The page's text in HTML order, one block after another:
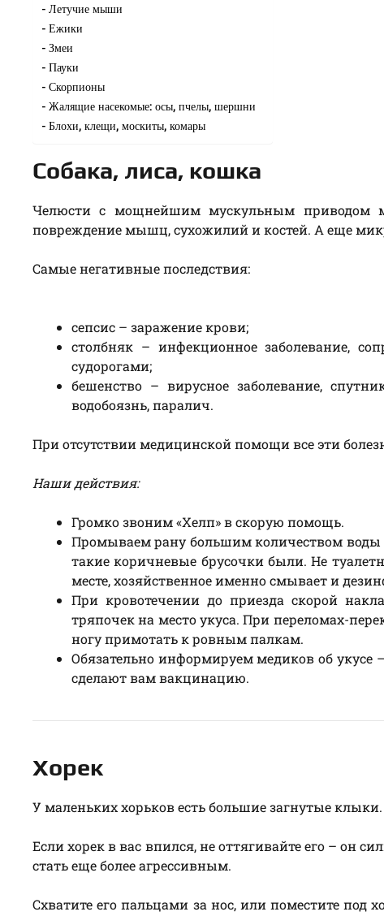
Летучие мыши
Ежики
Змеи
Пауки
Скорпионы
Жалящие насекомые: осы, пчелы, шершни
Блохи, клещи, москиты, комары
Собака, лиса, кошка
Челюсти с мощнейшим мускульным приводом
повреждение мышц, сухожилий и костей. А еще
Самые негативные последствия:
сепсис – заражение крови;
столбняк – инфекционное заболевание,
судорогами;
бешенство – вирусное заболевание,
водобоязнь, паралич.
При отсутствии медицинской помощи все эти
Наши действия:
Громко звоним «Хелп» в скорую помощь.
Промываем рану большим количеством
такие коричневые брусочки были. Не
месте, хозяйственное именно смывает и
При кровотечении до приезда скорой
тряпочек на место укуса. При переломах-
ногу примотать к ровным палкам.
Обязательно информируем медиков об укусе
сделают вам вакцинацию.
Хорек
У маленьких хорьков есть большие загнутые
Если хорек в вас впился, не оттягивайте его – он
стать еще более агрессивным.
Схватите его пальцами за нос, или поместите под